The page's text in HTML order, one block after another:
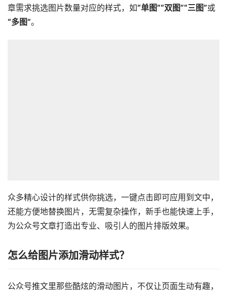
章需求挑选图片数量对应的样式，如“单图”“双图”“三图”或
“多图”。
众多精心设计的样式供你挑选，一键点击即可应用到文中，
还能方便地替换图片，无需复杂操作，新手也能快速上手，
为公众号文章打造出专业、吸引人的图片排版效果。
怎么给图片添加滑动样式？
公众号推文里那些酷炫的滑动图片，不仅让页面生动有趣，